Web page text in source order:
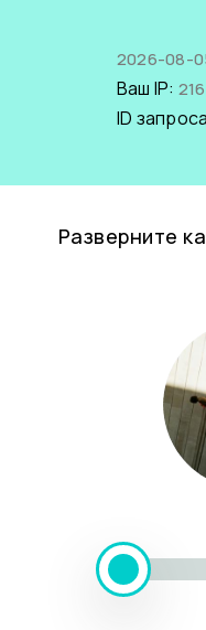
2026-08-
Ваш IP:
ID
Разверните